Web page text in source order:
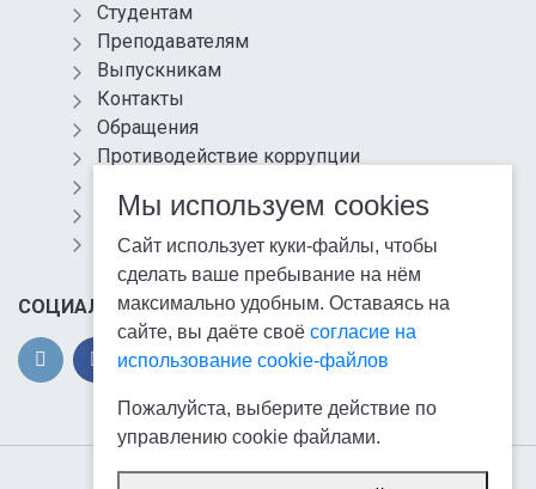
Студентам
Преподавателям
Выпускникам
Контакты
Обращения
Противодействие коррупции
Антитеррористическая защищенность
Карта сайта
СОЦИАЛЬНЫЕ СЕТИ
Мы используем cookies
Сайт использует куки-файлы, чтобы
сделать ваше пребывание на нём
максимально удобным. Оставаясь на
сайте, вы даёте своё согласие на
использование cookie-файлов
Пожалуйста, выберите действие по
управлению cookie файлами.